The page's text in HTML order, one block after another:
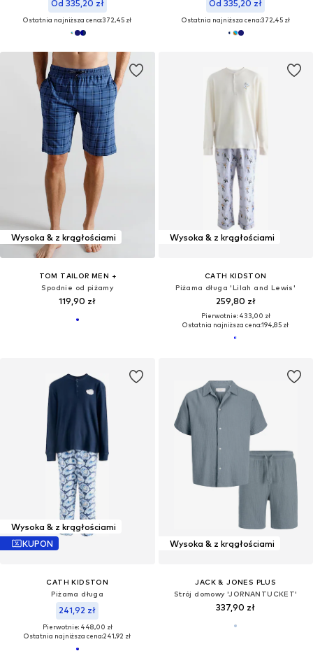
Od 335,20 zł
Ostatnia najniższa cena:372,45 zł
Od 335,20 zł
Ostatnia najniższa cena:372,45 zł
Wysoka & z krągłościami
TOM TAILOR MEN +
Spodnie od piżamy
119,90 zł
Wysoka & z krągłościami
CATH KIDSTON
Piżama długa 'Lilah and Lewis'
259,80 zł
Pierwotnie: 433,00 zł
Ostatnia najniższa cena:194,85 zł
Wysoka & z krągłościami
KUPON
CATH KIDSTON
Piżama długa
241,92 zł
Pierwotnie: 448,00 zł
Ostatnia najniższa cena:241,92 zł
Wysoka & z krągłościami
JACK & JONES PLUS
Strój domowy 'JORNANTUCKET'
337,90 zł